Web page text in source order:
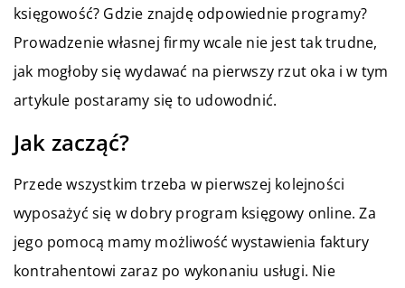
księgowość? Gdzie znajdę odpowiednie programy?
Prowadzenie własnej firmy wcale nie jest tak trudne,
jak mogłoby się wydawać na pierwszy rzut oka i w tym
artykule postaramy się to udowodnić.
Jak zacząć?
Przede wszystkim trzeba w pierwszej kolejności
wyposażyć się w dobry program księgowy online. Za
jego pomocą mamy możliwość wystawienia faktury
kontrahentowi zaraz po wykonaniu usługi. Nie